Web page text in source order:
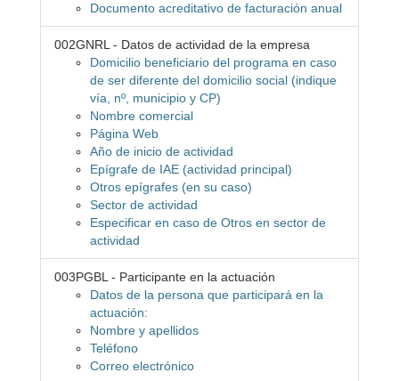
Documento acreditativo de facturación anual
002GNRL - Datos de actividad de la empresa
Domicilio beneficiario del programa en caso
de ser diferente del domicilio social (indique
vía, nº, municipio y CP)
Nombre comercial
Página Web
Año de inicio de actividad
Epígrafe de IAE (actividad principal)
Otros epígrafes (en su caso)
Sector de actividad
Especificar en caso de Otros en sector de
actividad
003PGBL - Participante en la actuación
Datos de la persona que participará en la
actuación:
Nombre y apellidos
Teléfono
Correo electrónico